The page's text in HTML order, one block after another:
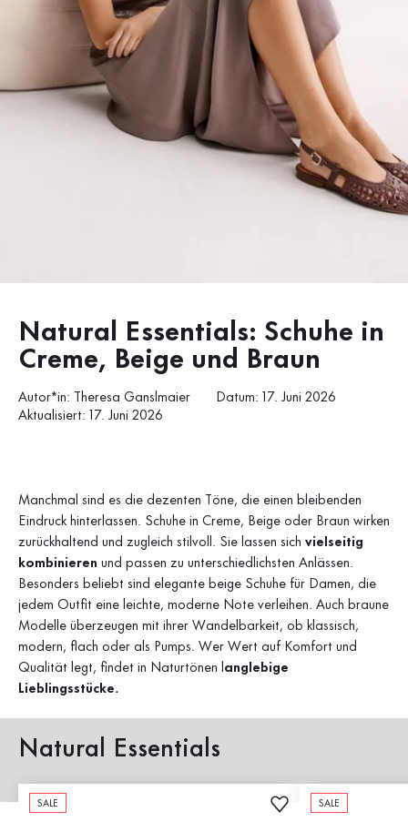
Natural Essentials: Schuhe in
Creme, Beige und Braun
Autor*in: Theresa Ganslmaier
Datum: 17. Juni 2026
Aktualisiert: 17. Juni 2026
Manchmal sind es die dezenten Töne, die einen bleibenden
Eindruck hinterlassen. Schuhe in Creme, Beige oder Braun wirken
zurückhaltend und zugleich stilvoll. Sie lassen sich vielseitig
kombinieren und passen zu unterschiedlichsten Anlässen.
Besonders beliebt sind elegante beige Schuhe für Damen, die
jedem Outfit eine leichte, moderne Note verleihen. Auch braune
Modelle überzeugen mit ihrer Wandelbarkeit, ob klassisch,
modern, flach oder als Pumps. Wer Wert auf Komfort und
Qualität legt, findet in Naturtönen l anglebige
Lieblingsstücke.
Natural Essentials
SALE SALE